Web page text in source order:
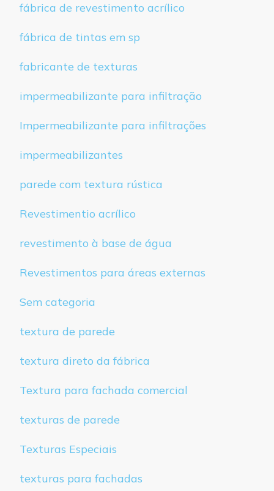
fábrica de revestimento acrílico
fábrica de tintas em sp
fabricante de texturas
impermeabilizante para infiltração
Impermeabilizante para infiltrações
impermeabilizantes
parede com textura rústica
Revestimentio acrílico
revestimento à base de água
Revestimentos para áreas externas
Sem categoria
textura de parede
textura direto da fábrica
Textura para fachada comercial
texturas de parede
Texturas Especiais
texturas para fachadas